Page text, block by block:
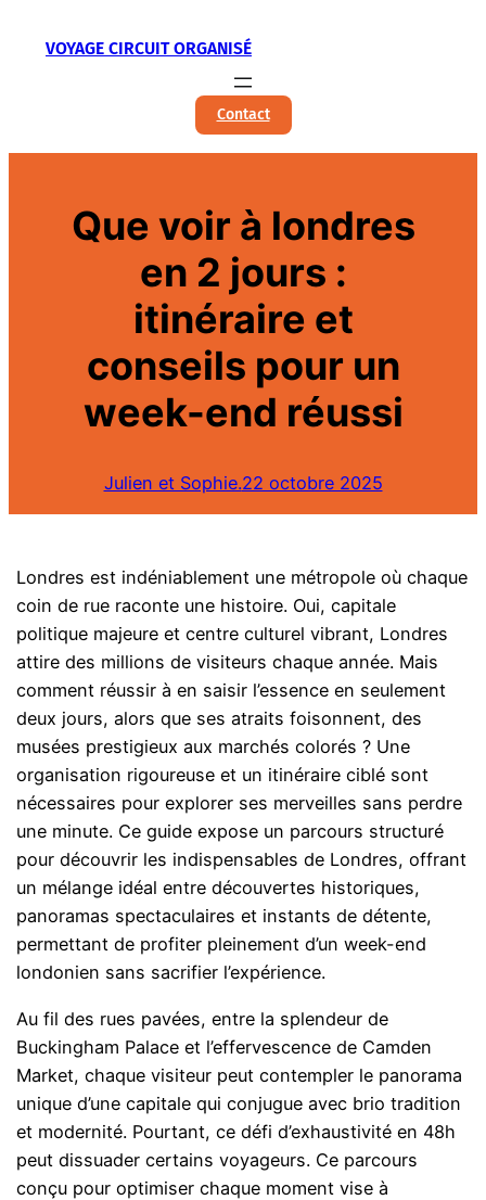
VOYAGE CIRCUIT ORGANISÉ
Contact
Que voir à londres
en 2 jours :
itinéraire et
conseils pour un
week-end réussi
Julien et Sophie.22 octobre 2025
Londres est indéniablement une métropole où chaque
coin de rue raconte une histoire. Oui, capitale
politique majeure et centre culturel vibrant, Londres
attire des millions de visiteurs chaque année. Mais
comment réussir à en saisir l’essence en seulement
deux jours, alors que ses atraits foisonnent, des
musées prestigieux aux marchés colorés ? Une
organisation rigoureuse et un itinéraire ciblé sont
nécessaires pour explorer ses merveilles sans perdre
une minute. Ce guide expose un parcours structuré
pour découvrir les indispensables de Londres, offrant
un mélange idéal entre découvertes historiques,
panoramas spectaculaires et instants de détente,
permettant de profiter pleinement d’un week-end
londonien sans sacrifier l’expérience.
Au fil des rues pavées, entre la splendeur de
Buckingham Palace et l’effervescence de Camden
Market, chaque visiteur peut contempler le panorama
unique d’une capitale qui conjugue avec brio tradition
et modernité. Pourtant, ce défi d’exhaustivité en 48h
peut dissuader certains voyageurs. Ce parcours
conçu pour optimiser chaque moment vise à